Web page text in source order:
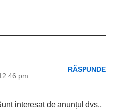
pm
RĂSPUNDE
interesat de anunțul dvs.,